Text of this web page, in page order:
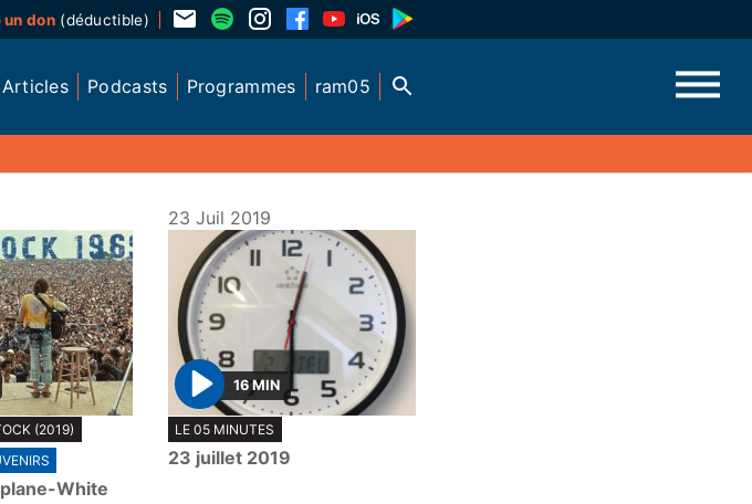
un don(déductible)
Articles Podcasts Programmes ram05
(2019)
White
23 Juil 2019
P
l
a
16 MIN
LE 05 MINUTES
23 juillet 2019